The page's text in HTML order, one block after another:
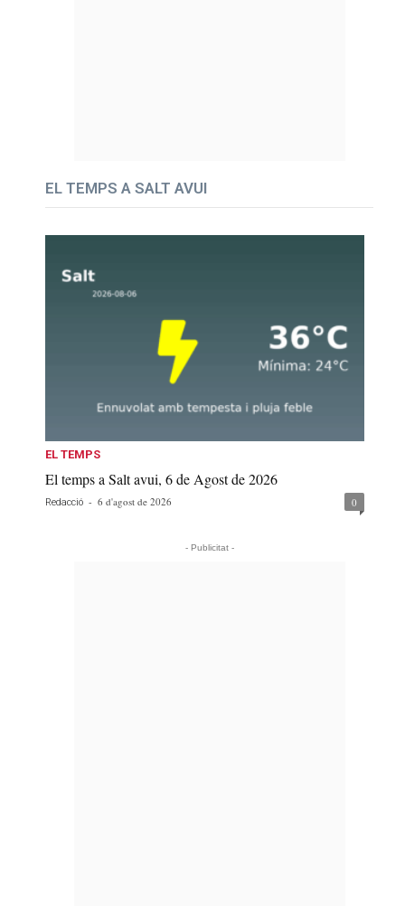
EL TEMPS A SALT AVUI
EL TEMPS
El temps a Salt avui, 6 de Agost de 2026
Redacció - 6 d'agost de 2026 0
- Publicitat -